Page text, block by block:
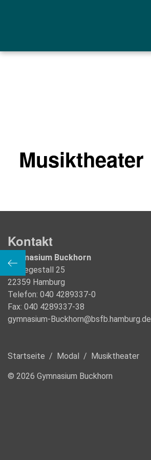
Musiktheater
Kontakt
Gymnasium Buckhorn
Im Regestall 25
22359 Hamburg
Telefon: 040 4289337-0
Fax: 040 4289337-38
gymnasium-Buckhorn@bsfb.hamburg.de
Startseite / Modal / Musiktheater
© 2026 Gymnasium Buckhorn